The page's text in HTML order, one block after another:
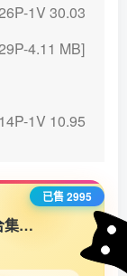
1V 30.03
4.11 MB]
1V 10.95
奶洋洋Oo—秘语空间付费视频图片合集【持续更新】
已售 2995